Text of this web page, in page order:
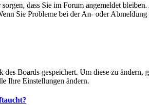
dass Sie im Forum angemeldet
Sie Probleme bei der An- oder
Boards gespeichert. Um diese zu
Ihre Einstellungen ändern.